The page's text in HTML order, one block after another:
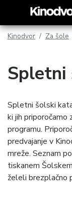
Kinodvor Za šole
Spletni
Spletni šolski
ki jih
programu.
predvajanje v
mreže. Seznam
tiskanem
želeli brezplačno